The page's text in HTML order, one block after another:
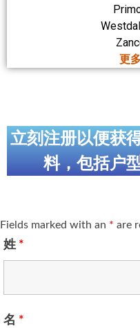
更
立刻注册以便获
料，包括户
Fields marked with an * are
姓 *
名 *